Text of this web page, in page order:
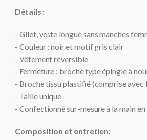
Détails :
- Gilet, veste longue sans manches
- Couleur : noir et motif gris clair
- Vêtement réversible
- Fermeture : broche type épingle à
- Broche tissu plastifié (comprise avec
- Taille unique
- Confectionné sur-mesure à la main en
Composition et entretien: